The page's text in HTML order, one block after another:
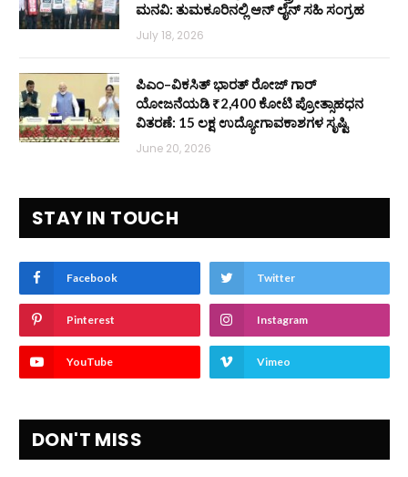
ಮನವಿ: ತುಮಕೂರಿನಲ್ಲಿ ಆನ್‌ ಲೈನ್ ಸಹಿ ಸಂಗ್ರಹ
July 18, 2026
ಪಿಎಂ–ವಿಕಸಿತ್ ಭಾರತ್ ರೋಜ್‌ ಗಾರ್
ಯೋಜನೆಯಡಿ ₹2,400 ಕೋಟಿ ಪ್ರೋತ್ಸಾಹಧನ
ವಿತರಣೆ: 15 ಲಕ್ಷ ಉದ್ಯೋಗಾವಕಾಶಗಳ ಸೃಷ್ಟಿ
June 20, 2026
STAY IN TOUCH
Facebook Twitter
Pinterest Instagram
YouTube Vimeo
DON'T MISS